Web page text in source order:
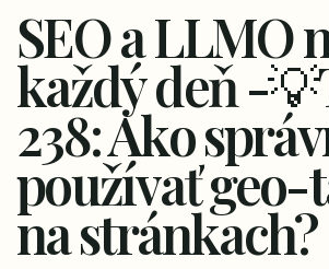
SEO a LLMO
každý deň -
238: Ako
používať geo-
na stránkach?